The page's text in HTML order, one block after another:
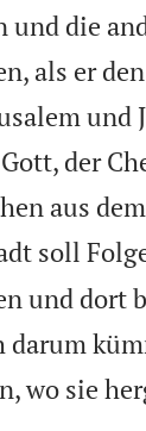
und die
als er
der
aus
soll
und dort
darum
wo sie